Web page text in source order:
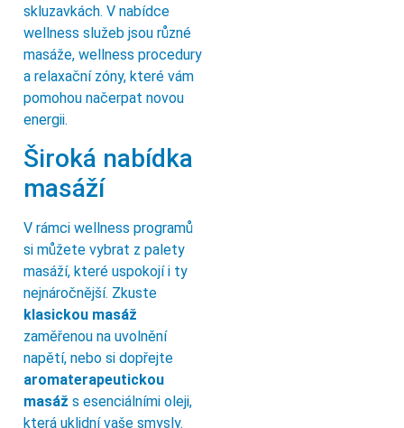
skluzavkách. V nabídce
wellness služeb jsou různé
masáže, wellness procedury
a relaxační zóny, které vám
pomohou načerpat novou
energii.
Široká nabídka
masáží
V rámci wellness programů
si můžete vybrat z palety
masáží, které uspokojí i ty
nejnáročnější. Zkuste
klasickou masáž
zaměřenou na uvolnění
napětí, nebo si dopřejte
aromaterapeutickou
masáž s esenciálními oleji,
která uklidní vaše smysly.